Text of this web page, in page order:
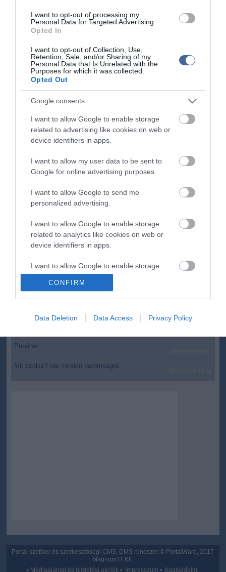
I want to opt-out of processing my
Personal Data for Targeted Advertising.
Opted In
I want to opt-out of Collection, Use,
Retention, Sale, and/or Sharing of my
Personal Data that Is Unrelated with the
Purposes for which it was collected.
Opted Out
Google consents
I want to allow Google to enable storage
related to advertising like cookies on web or
device identifiers in apps.
I want to allow my user data to be sent to
Google for online advertising purposes.
I want to allow Google to send me
personalized advertising.
I want to allow Google to enable storage
related to analytics like cookies on web or
device identifiers in apps.
I want to allow Google to enable storage
related to functionality of the website or app.
I want to allow Google to enable storage
related to security, including authentication
functionality and fraud prevention, and other
CONFIRM
Data Deletion Data Access Privacy Policy
Vitézy Dávid: 2,3 milliárd forint került vissza az államhoz
egy útdíjrendszeres ügylet felülvizsgálata után
Saját életét is kockára tette a magyar erdész, hogy
Második világháborús MG-42 géppuskát emeltek ki a
A Miniszterelnökség felmondta a Lounge Eventtel kötött
keretszerződését
Újabb két gyanúsítottat fogtak el a 600 milliós
ingatlanmaffia ügyében
Vizes Eb - Megvan az első magyar arany, a nyíltvízi úszó
Betlehem Dávid nyerte a kieséses versenyt
top cikkek:
Nem is olyan egészséges a népszerű banán?
top fórum témák:
Tanár Úr gyere, mindjárt lesz Lillád!
Porvihar
Mit szólsz? Ide minden baromságot...
Portál szoftver és szerkesztőségi CMS, DMS rendszer:© PortalWare, 2017
Magnum IT Kft.
• Médiaajánlat és hirdetési akciók • Impresszum •Adatvédelmi